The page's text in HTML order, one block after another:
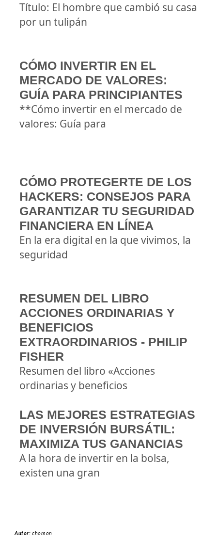
Título: El hombre que cambió su casa
por un tulipán
CÓMO INVERTIR EN EL
MERCADO DE VALORES:
GUÍA PARA PRINCIPIANTES
**Cómo invertir en el mercado de
valores: Guía para
CÓMO PROTEGERTE DE LOS
HACKERS: CONSEJOS PARA
GARANTIZAR TU SEGURIDAD
FINANCIERA EN LÍNEA
En la era digital en la que vivimos, la
seguridad
RESUMEN DEL LIBRO
ACCIONES ORDINARIAS Y
BENEFICIOS
EXTRAORDINARIOS - PHILIP
FISHER
Resumen del libro «Acciones
ordinarias y beneficios
LAS MEJORES ESTRATEGIAS
DE INVERSIÓN BURSÁTIL:
MAXIMIZA TUS GANANCIAS
A la hora de invertir en la bolsa,
existen una gran
Autor:chomon